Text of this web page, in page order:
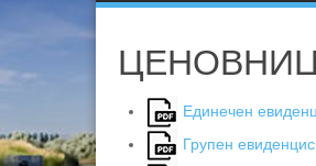
Единечен
Групен